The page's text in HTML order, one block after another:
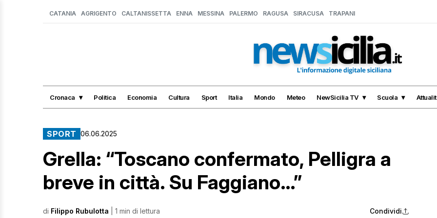
CATANIA AGRIGENTO CALTANISSETTA ENNA MESSINA PALERMO RAGUSA SIRACUSA TRAPANI
Cronaca Politica Economia Cultura Sport Italia Mondo Meteo NewSicilia TV Scuola
SPORT 06.06.2025
Grella: “Toscano confermato, Pelligra a
breve in città. Su Faggiano…”
di Filippo Rubulotta | 1 min di lettura Condividi